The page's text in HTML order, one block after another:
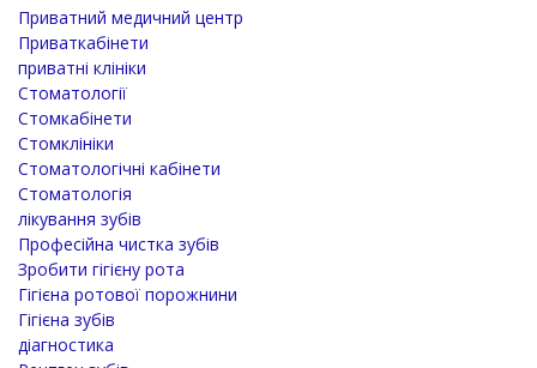
Приватний медичний центр
Приваткабінети
приватні клініки
Стоматології
Стомкабінети
Стомклініки
Стоматологічні кабінети
Стоматологія
лікування зубів
Професійна чистка зубів
Зробити гігієну рота
Гігієна ротової порожнини
Гігієна зубів
діагностика